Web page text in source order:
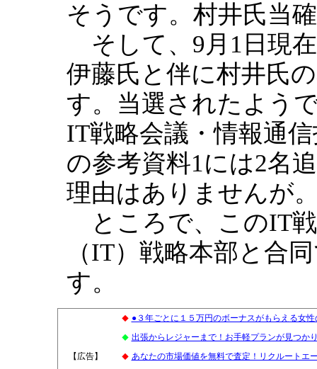
そうです。村井氏当
そして、9月1日現
伊藤氏と伴に村井氏
す。当選されたよう
IT戦略会議・情報通
の参考資料1には2名
理由はありませんが
ところで、このIT
（IT）戦略本部と合
す。
【広告】
◆ ●３年ごとに１５万円のボーナスがもらえる女
◆ 出張からレジャーまで！お手軽プランが見つか
◆ あなたの市場価値を無料で査定！リクルートエ